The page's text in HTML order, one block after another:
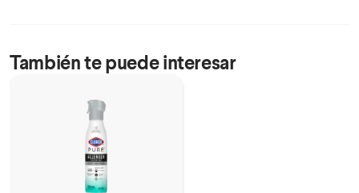
También te puede interesar